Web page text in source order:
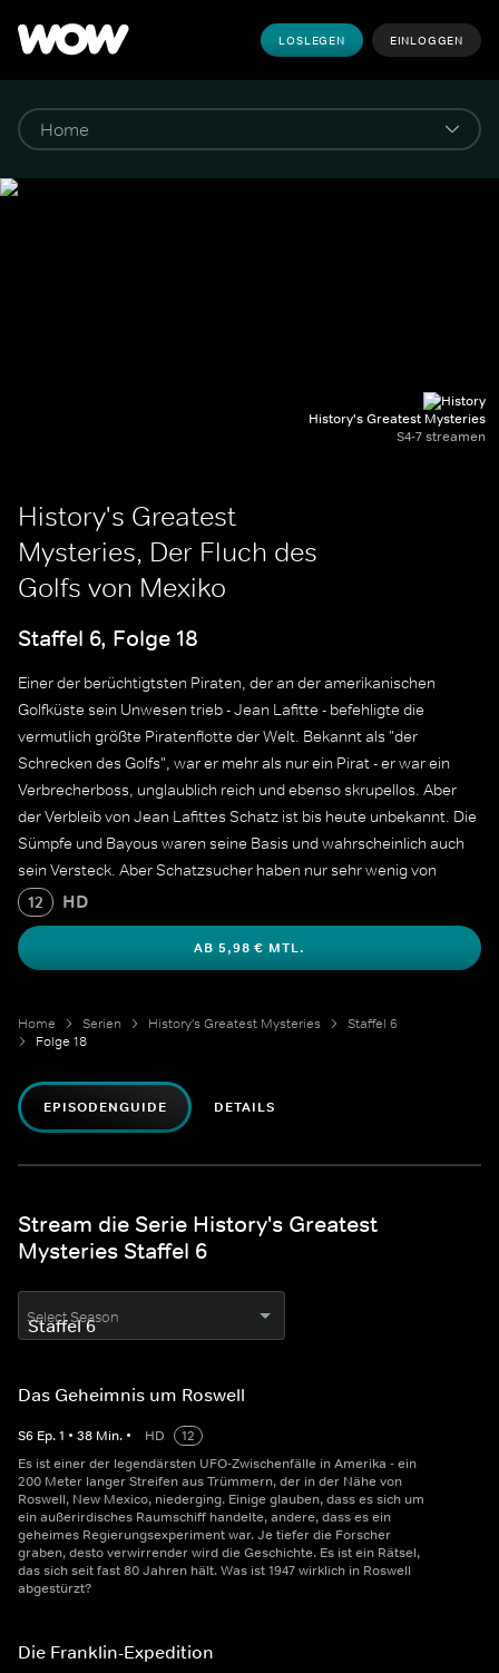
LOSLEGEN EINLOGGEN
History's Greatest Mysteries
S4-7 streamen
History's Greatest
Mysteries, Der Fluch des
Golfs von Mexiko
Staffel 6, Folge 18
Einer der berüchtigtsten Piraten, der an der amerikanischen
Golfküste sein Unwesen trieb - Jean Lafitte - befehligte die
vermutlich größte Piratenflotte der Welt. Bekannt als "der
Schrecken des Golfs", war er mehr als nur ein Pirat - er war ein
Verbrecherboss, unglaublich reich und ebenso skrupellos. Aber
der Verbleib von Jean Lafittes Schatz ist bis heute unbekannt. Die
Sümpfe und Bayous waren seine Basis und wahrscheinlich auch
sein Versteck. Aber Schatzsucher haben nur sehr wenig von
Lafittes Beute gefunden. Was ist wirklich mit Jean Lafittes
verlorenen Millionen geschehen?
12 HD
AB 5,98 € MTL.
Home Serien History's Greatest Mysteries
Staffel 6
Folge 18
EPISODENGUIDE DETAILS
Stream die Serie History's Greatest
Mysteries Staffel 6
Select Season
Das Geheimnis um Roswell
S6 Ep.1 • 38 Min. • HD
12
Es ist einer der legendärsten UFO-Zwischenfälle in Amerika - ein
200 Meter langer Streifen aus Trümmern, der in der Nähe von
Roswell, New Mexico, niederging. Einige glauben, dass es sich um
ein außerirdisches Raumschiff handelte, andere, dass es ein
geheimes Regierungsexperiment war. Je tiefer die Forscher
graben, desto verwirrender wird die Geschichte. Es ist ein Rätsel,
das sich seit fast 80 Jahren hält. Was ist 1947 wirklich in Roswell
abgestürzt?
Die Franklin-Expedition